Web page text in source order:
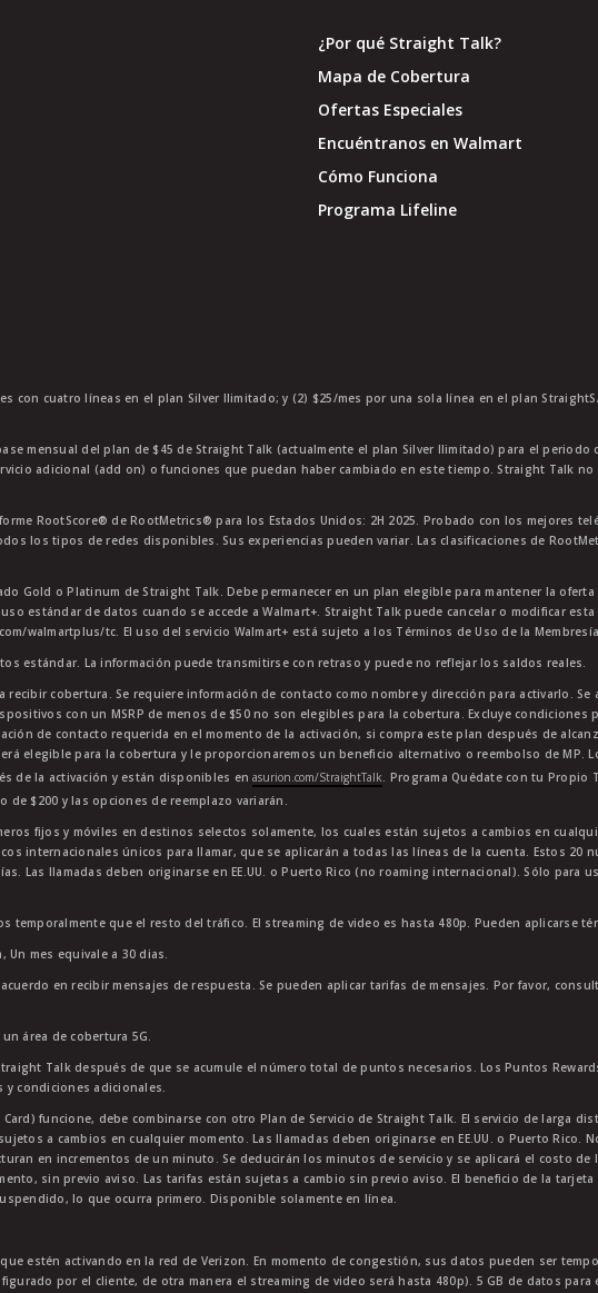
¿Por qué Straight Talk?
Mapa de Cobertura
Ofertas Especiales
Encuéntranos en Walmart
Cómo Funciona
Programa Lifeline
con cuatro líneas en el plan Silver Ilimitado; y (2) $25/mes por una sola línea en el plan
mensual del plan de $45 de Straight Talk (actualmente el plan Silver Ilimitado) para el periodo
adicional (add on) o funciones que puedan haber cambiado en este tiempo. Straight Talk no
RootScore® de RootMetrics® para los Estados Unidos: 2H 2025. Probado con los mejores
los tipos de redes disponibles. Sus experiencias pueden variar. Las clasificaciones de
Gold o Platinum de Straight Talk. Debe permanecer en un plan elegible para mantener la oferta
estándar de datos cuando se accede a Walmart+. Straight Talk puede cancelar o modificar
walmartplus/tc. El uso del servicio Walmart+ está sujeto a los Términos de Uso de la Membresía
estándar. La información puede transmitirse con retraso y puede no reflejar los saldos reales.
recibir cobertura. Se requiere información de contacto como nombre y dirección para activarlo. Se
con un MSRP de menos de $50 no son elegibles para la cobertura. Excluye condiciones
de contacto requerida en el momento de la activación, si compra este plan después de
elegible para la cobertura y le proporcionaremos un beneficio alternativo o reembolso de MP.
de la activación y están disponibles enasurion.com/StraightTalk. Programa Quédate con tu Propio
$200 y las opciones de reemplazo variarán.
fijos y móviles en destinos selectos solamente, los cuales están sujetos a cambios en
internacionales únicos para llamar, que se aplicarán a todas las líneas de la cuenta. Estos 20
Las llamadas deben originarse en EE.UU. o Puerto Rico (no roaming internacional). Sólo para
temporalmente que el resto del tráfico. El streaming de video es hasta 480p. Pueden aplicarse
Un mes equivale a 30 dias.
en recibir mensajes de respuesta. Se pueden aplicar tarifas de mensajes. Por favor,
área de cobertura 5G.
Talk después de que se acumule el número total de puntos necesarios. Los Puntos
condiciones adicionales.
funcione, debe combinarse con otro Plan de Servicio de Straight Talk. El servicio de larga
a cambios en cualquier momento. Las llamadas deben originarse en EE.UU. o Puerto Rico.
en incrementos de un minuto. Se deducirán los minutos de servicio y se aplicará el costo de
sin previo aviso. Las tarifas están sujetas a cambio sin previo aviso. El beneficio de la
lo que ocurra primero. Disponible solamente en línea.
estén activando en la red de Verizon. En momento de congestión, sus datos pueden ser
por el cliente, de otra manera el streaming de video será hasta 480p). 5 GB de datos